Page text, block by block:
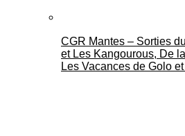
CGR Mantes – Sorties
et Les Kangourous, De
Les Vacances de Golo